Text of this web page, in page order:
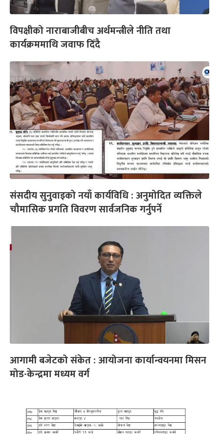
विपक्षीको नाराबाजीबीच अर्थमन्त्रीले नीति तथा
कार्यक्रममाथि जवाफ दिँदै
संसदीय सुनुवाइको नयाँ कार्यविधि : अनुमोदित व्यक्तिले
चौमासिक प्रगति विवरण सार्वजनिक गर्नुपर्ने
आगामी बजेटको संकेत : आयोजना कार्यान्वयनमा मिसन
मोड-केन्द्रमा मध्यम वर्ग